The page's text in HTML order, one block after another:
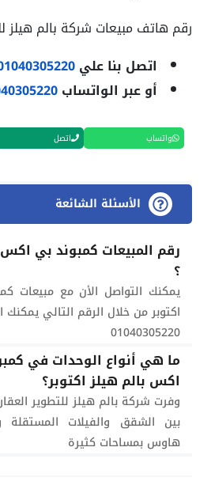
رقم هاتف مبيعات شركة بالم هيلز
اتصل بنا علي
أو عبر الواتساب
واتساب اتصل
الأسئلة الشائعة
رقم المبيعات كمبوند بي
؟
يمكنك التواصل الأن مع مبيعات
اكتوبر من خلال الرقم التالي يمكنك
01040305220
ما هي أنواع الوحدات في
اكس بالم هيلز اكتوبر؟
وفرت شركة بالم هيلز للتطوير
بين الشقق والفيلات المستقلة
هاوس بمساحات كثيرة